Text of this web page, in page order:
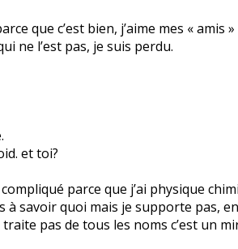
que c’est bien, j’aime mes « amis »
ne l’est pas, je suis perdu.
et toi?
parce que j’ai physique
à savoir quoi mais je supporte pas,
pas de tous les noms c’est un